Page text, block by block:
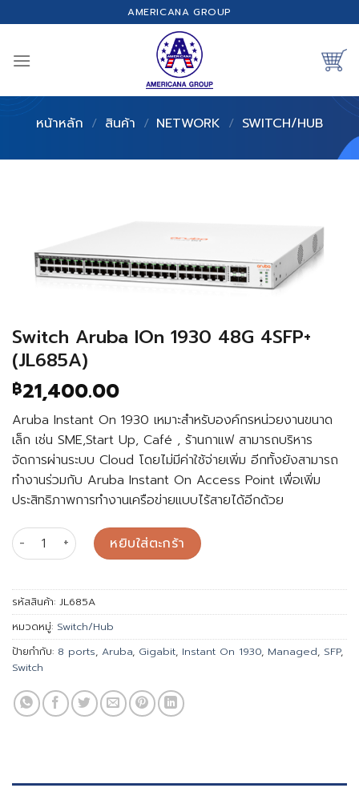
to
AMERICANA GROUP
หน้าหลัก / สินค้า / NETWORK / SWITCH/HUB
Switch Aruba IOn 1930 48G 4SFP+
(JL685A)
฿21,400.00
Aruba Instant On 1930 เหมาะสำหรับองค์กรหน่วยงานขนาด
เล็ก เช่น SME,Start Up, Café , ร้านกาแฟ สามารถบริหาร
จัดการผ่านระบบ Cloud โดยไม่มีค่าใช้จ่ายเพิ่ม อีกทั้งยังสามารถ
ทำงานร่วมกับ Aruba Instant On Access Point เพื่อเพิ่ม
ประสิทธิภาพการทำงานเครือข่ายแบบไร้สายได้อีกด้วย
จำนวน Switch Aruba IOn 1930 48G 4SFP+ (JL685A) ชิ้น
หยิบใส่ตะกร้า
รหัสสินค้า: JL685A
หมวดหมู่: Switch/Hub
ป้ายกำกับ: 8 ports, Aruba, Gigabit, Instant On 1930, Managed, SFP,
Switch